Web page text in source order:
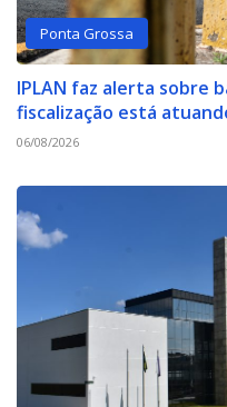
Ponta Grossa
IPLAN faz alerta sobre
fiscalização está
06/08/2026